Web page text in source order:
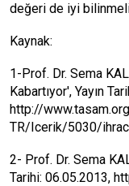
değeri de iyi
Kaynak:
1-Prof. Dr. Sema
Kabartıyor', Yayın
http://
TR/Icerik/5030/
2- Prof. Dr. Sema
Tarihi: 06.05.2013,